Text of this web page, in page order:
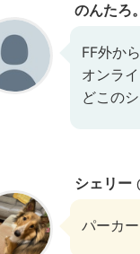
のんた
FF外か
オンラ
どこの
シェリー
パーカ